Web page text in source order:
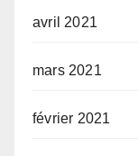
avril 2021
mars 2021
février 2021